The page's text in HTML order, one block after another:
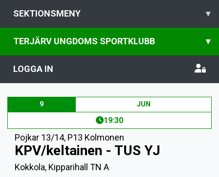
SEKTIONSMENY ▾
TERJÄRV UNGDOMS SPORTKLUBB ▾
LOGGA IN
9 JUN
19:30
Pojkar 13/14, P13 Kolmonen
KPV/keltainen - TUS YJ
Kokkola, Kipparihall TN A